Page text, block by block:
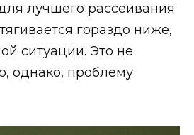
лучшего рассеивания
гораздо ниже,
ситуации. Это не
однако, проблему